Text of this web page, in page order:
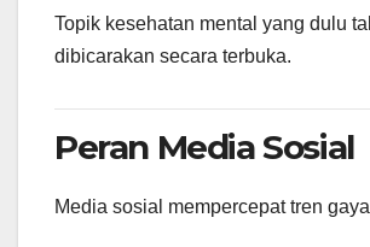
Topik kesehatan mental yang dulu
dibicarakan secara terbuka.
Peran Media Sosial
Media sosial mempercepat tren